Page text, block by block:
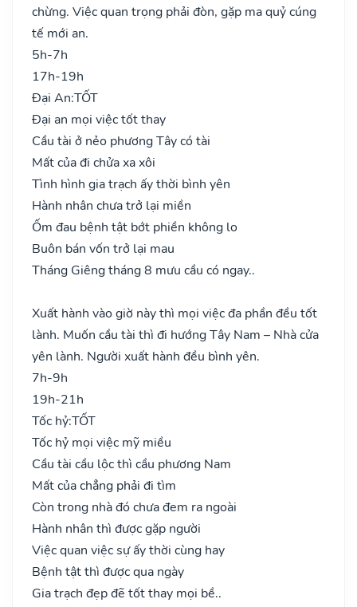
chừng. Việc quan trọng phải đòn, gặp ma quỷ cúng
tế mới an.
5h-7h
17h-19h
Đại An:TỐT
Đại an mọi việc tốt thay
Cầu tài ở nẻo phương Tây có tài
Mất của đi chửa xa xôi
Tình hình gia trạch ấy thời bình yên
Hành nhân chưa trở lại miền
Ốm đau bệnh tật bớt phiền không lo
Buôn bán vốn trở lại mau
Tháng Giêng tháng 8 mưu cầu có ngay..
Xuất hành vào giờ này thì mọi việc đa phần đều tốt
lành. Muốn cầu tài thì đi hướng Tây Nam – Nhà cửa
yên lành. Người xuất hành đều bình yên.
7h-9h
19h-21h
Tốc hỷ:TỐT
Tốc hỷ mọi việc mỹ miều
Cầu tài cầu lộc thì cầu phương Nam
Mất của chẳng phải đi tìm
Còn trong nhà đó chưa đem ra ngoài
Hành nhân thì được gặp người
Việc quan việc sự ấy thời cùng hay
Bệnh tật thì được qua ngày
Gia trạch đẹp đẽ tốt thay mọi bề..